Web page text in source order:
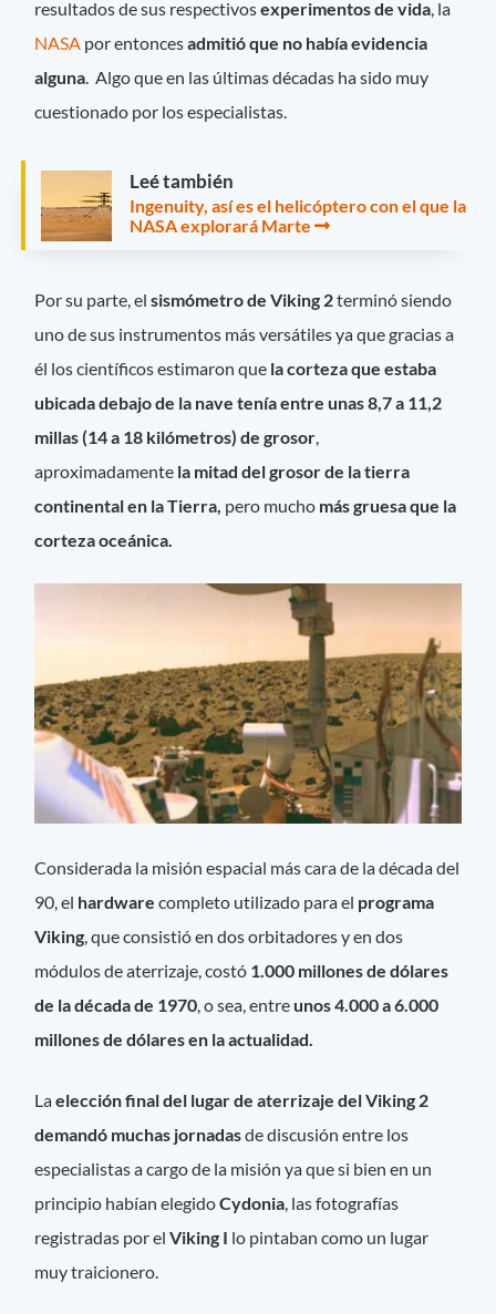
resultados de sus respectivosexperimentos de vida, la
NASA por entoncesadmitió que no había evidencia
alguna. Algo que en las últimas décadas ha sido muy
cuestionado por los especialistas.
Leé también
Ingenuity, así es el helicóptero con el que la
NASA explorará Marte
Por su parte, elsismómetro de Viking 2terminó siendo
uno de sus instrumentos más versátiles ya que gracias a
él los científicos estimaron que la corteza que estaba
ubicada debajo de la nave tenía entre unas 8,7 a 11,2
millas (14 a 18 kilómetros) de grosor
aproximadamente la mitad del grosor de la tierra
continental en la Tierra, pero mucho más gruesa que la
corteza oceánica.
Considerada la misión espacial más cara de la década del
90, el hardware completo utilizado para el programa
Viking , que consistió en dos orbitadores y en dos
módulos de aterrizaje, costó 1.000 millones de dólares
de la década de 1970 , o sea, entre unos 4.000 a 6.000
millones de dólares en la actualidad.
Laelección final del lugar de aterrizaje del Viking 2
demandó muchas jornadasde discusión entre los
especialistas a cargo de la misión ya que si bien en un
principio habían elegidoCydonia, las fotografías
registradas por elViking I lo pintaban como un lugar
muy traicionero.